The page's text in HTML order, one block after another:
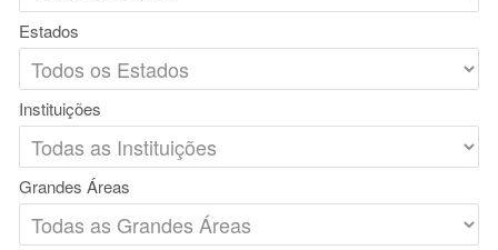
Estados
Instituições
Grandes Áreas